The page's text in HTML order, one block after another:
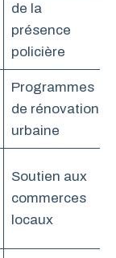
de la
présence
policière
Programmes
de rénovation
urbaine
Soutien aux
commerces
locaux